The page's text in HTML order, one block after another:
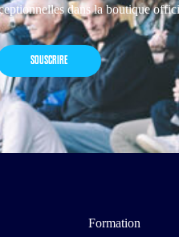
dans la boutique
SOUSCRIRE
Formation